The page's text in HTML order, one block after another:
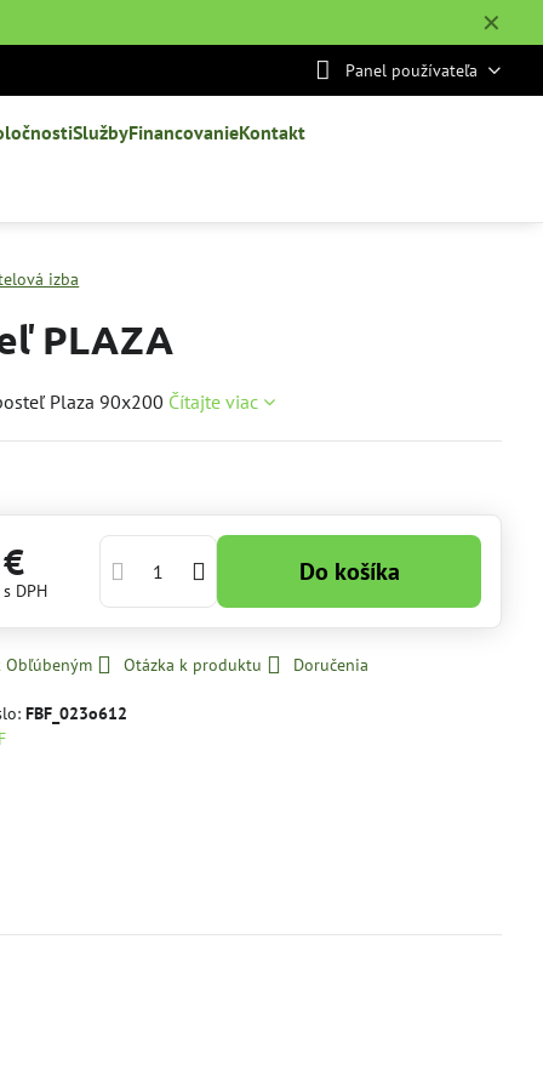
✕
Panel používateľa
SlužbyFinancovanieKontakt
izba
PLAZA
Plaza 90x200 Čítajte viac
s DPH
Do košíka
Obľúbeným Otázka k produktu Doručenia
FBF_023o612